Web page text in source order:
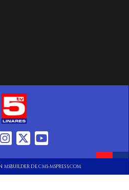
MSBUILDER DE CMS-MSPRESS.COM